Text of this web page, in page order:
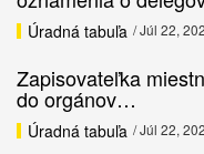
Úradná tabuľa / Júl 22,
Zapisovateľka
do orgánov…
Úradná tabuľa / Júl 22,